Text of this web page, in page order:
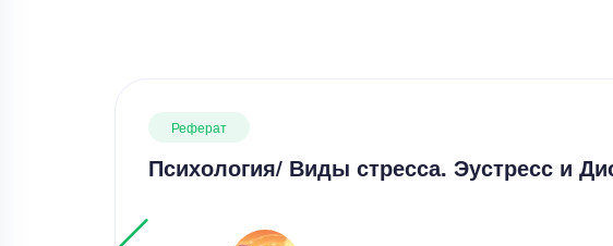
Реферат
Психология/ Виды стресса. Эустресс и